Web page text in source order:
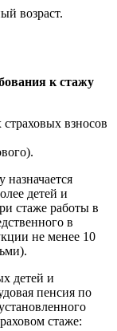
к стажу
взносов
назначается
детей и
стаже работы в
в
не менее 10
детей и
пенсия по
стаже: